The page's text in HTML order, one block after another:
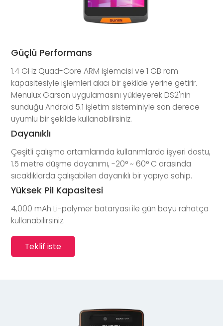
Güçlü Performans
1.4 GHz Quad-Core ARM işlemcisi ve 1 GB ram
kapasitesiyle işlemleri akıcı bir şekilde yerine getirir.
Menulux Garson uygulamasını yükleyerek DS2'nin
sunduğu Android 5.1 işletim sisteminiyle son derece
uyumlu bir şekilde kullanabilirsiniz.
Dayanıklı
Çeşitli çalışma ortamlarında kullanımlarda işyeri dostu,
1.5 metre düşme dayanımı, -20° ~ 60° C arasında
sıcaklıklarda çalışabilen dayanıklı bir yapıya sahip.
Yüksek Pil Kapasitesi
4,000 mAh Li-polymer bataryası ile gün boyu rahatça
kullanabilirsiniz.
Teklif iste